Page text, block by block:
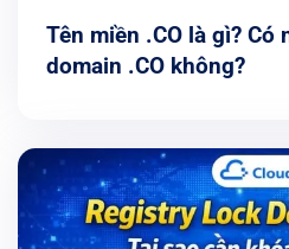
Tên miền .CO là gì? Có
domain .CO không?